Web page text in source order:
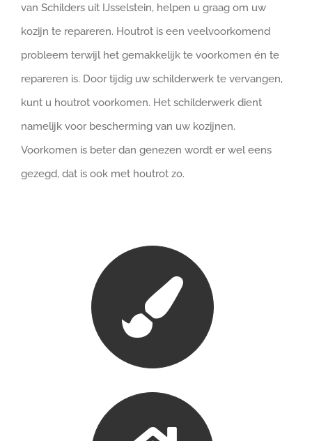
van Schilders uit IJsselstein, helpen u graag om uw
kozijn te repareren. Houtrot is een veelvoorkomend
probleem terwijl het gemakkelijk te voorkomen én te
repareren is. Door tijdig uw schilderwerk te vervangen,
kunt u houtrot voorkomen. Het schilderwerk dient
namelijk voor bescherming van uw kozijnen.
Voorkomen is beter dan genezen wordt er wel eens
gezegd, dat is ook met houtrot zo.